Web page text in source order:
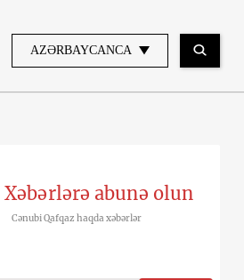
AZƏRBAYCANCA
Xəbərlərə abunə olun
Cənubi Qafqaz haqda xəbərlər